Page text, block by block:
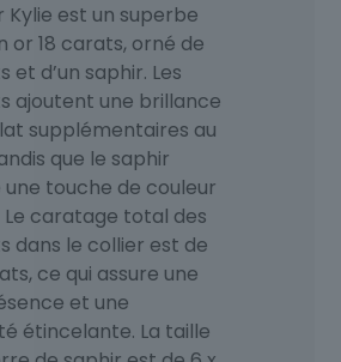
Kylie est un superbe
or 18 carats, orné de
et d’un saphir. Les
ajoutent une brillance
supplémentaires au
que le saphir
touche de couleur
Le caratage total des
dans le collier est de
ce qui assure une
et une
étincelante. La taille